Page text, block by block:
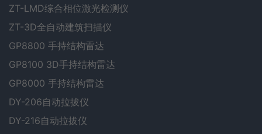
ZT-LMD综合相位激光检测仪
ZT-3D全自动建筑扫描仪
GP8800 手持结构雷达
GP8100 3D手持结构雷达
GP8000 手持结构雷达
DY-206自动拉拔仪
DY-216自动拉拔仪